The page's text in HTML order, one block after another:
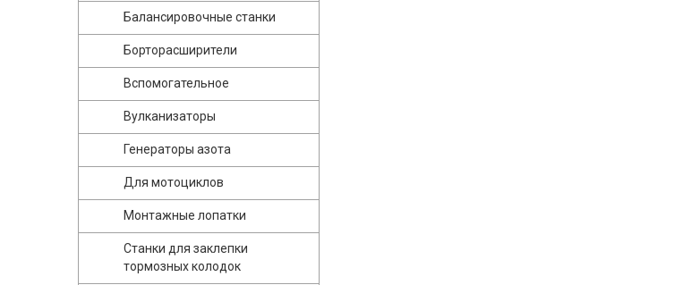
Балансировочные станки
Борторасширители
Вспомогательное
Вулканизаторы
Генераторы азота
Для мотоциклов
Монтажные лопатки
Станки для заклепки
тормозных колодок